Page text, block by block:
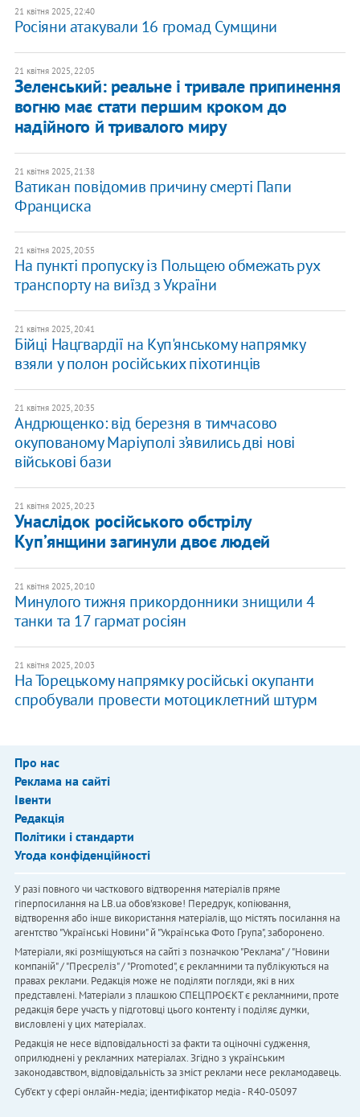
21 квітня 2025, 22:40
Росіяни атакували 16 громад Сумщини
21 квітня 2025, 22:05
Зеленський: реальне і тривале припинення
вогню має стати першим кроком до
надійного й тривалого миру
21 квітня 2025, 21:38
Ватикан повідомив причину смерті Папи
Франциска
21 квітня 2025, 20:55
На пункті пропуску із Польщею обмежать рух
транспорту на виїзд з України
21 квітня 2025, 20:41
Бійці Нацгвардії на Куп'янському напрямку
взяли у полон російських піхотинців
21 квітня 2025, 20:35
Андрющенко: від березня в тимчасово
окупованому Маріуполі з’явились дві нові
військові бази
21 квітня 2025, 20:23
Унаслідок російського обстрілу
Купʼянщини загинули двоє людей
21 квітня 2025, 20:10
Минулого тижня прикордонники знищили 4
танки та 17 гармат росіян
21 квітня 2025, 20:03
На Торецькому напрямку російські окупанти
спробували провести мотоциклетний штурм
Про нас
Реклама на сайті
Івенти
Редакція
Політики і стандарти
Угода конфіденційності
У разі повного чи часткового відтворення матеріалів пряме
гіперпосилання на LB.ua обов'язкове! Передрук, копіювання,
відтворення або інше використання матеріалів, що містять посилання на
агентство "Українськi Новини" й "Українська Фото Група", заборонено.
Матеріали, які розміщуються на сайті з позначкою "Реклама" / "Новини
компаній" / "Пресреліз" / "Promoted", є рекламними та публікуються на
правах реклами. Редакція може не поділяти погляди, які в них
представлені. Матеріали з плашкою СПЕЦПРОЄКТ є рекламними, проте
редакція бере участь у підготовці цього контенту і поділяє думки,
висловлені у цих матеріалах.
Редакція не несе відповідальності за факти та оціночні судження,
оприлюднені у рекламних матеріалах. Згідно з українським
законодавством, відповідальність за зміст реклами несе рекламодавець.
Cуб'єкт у сфері онлайн-медіа; ідентифікатор медіа - R40-05097